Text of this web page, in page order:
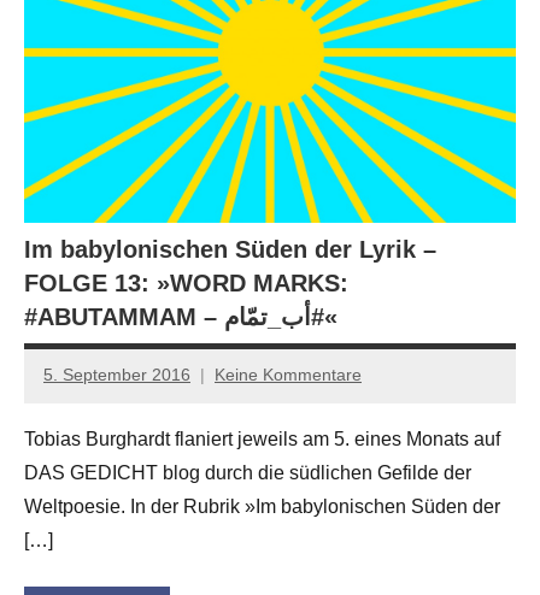
Im babylonischen Süden der Lyrik –
FOLGE 13: »WORD MARKS:
#ABUTAMMAM – ‏أب_تمّام#«
5. September 2016
Anton
Leitner
Keine Kommentare
Tobias Burghardt flaniert jeweils am 5. eines Monats auf
DAS GEDICHT blog durch die südlichen Gefilde der
Weltpoesie. In der Rubrik »Im babylonischen Süden der
[…]